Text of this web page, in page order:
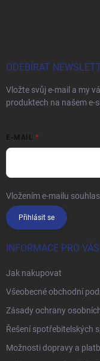
ODEBÍRAT
Vložte svůj e-mail a my
produktech na našem e-
E-MAIL
Vložením e-mailu
Přihlásit se
INFORMACE PRO VÁS
Jak nakupovat
Všeobecné obchodní
Zásady ochrany
Řešení spotřebitelských
Možnosti dopravy a